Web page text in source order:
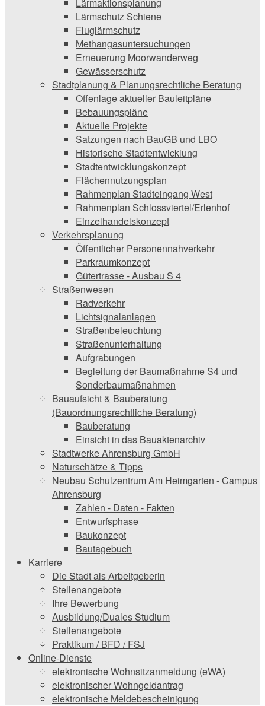
Lärmschutz Schiene
Fluglärmschutz
Methangasuntersuchungen
Erneuerung Moorwanderweg
Gewässerschutz
Stadtplanung & Planungsrechtliche Beratung
Offenlage aktueller Bauleitpläne
Bebauungspläne
Aktuelle Projekte
Satzungen ­nach BauGB und LBO
Historische Stadtentwicklung
Stadtentwicklungskonzept
Flächennutzungsplan
Rahmenplan Stadteingang West
Rahmenplan Schlossviertel/Erlenhof
Einzelhandelskonzept
Verkehrsplanung
Öffentlicher Personennahverkehr
Parkraumkonzept
Gütertrasse - Ausbau S 4
Straßenwesen
Radverkehr
Lichtsignalanlagen
Straßenbeleuchtung
Straßenunterhaltung
Aufgrabungen
Begleitung der Baumaßnahme S4 und
Sonderbaumaßnahmen
Bauaufsicht & ­Bauberatung
(Bauordnungsrechtliche Beratung)
Bauberatung
Einsicht in das Bauaktenarchiv
Stadtwerke ­Ahrensburg GmbH
Naturschätze & Tipps
Neubau Schulzentrum Am Heimgarten - Campus
Ahrensburg
Zahlen - Daten - Fakten
Entwurfsphase
Baukonzept
Bautagebuch
Karriere
Die Stadt als Arbeitgeberin
Stellenangebote
Ihre Bewerbung
Ausbildung/Duales Studium
Stellenangebote
Praktikum / BFD / FSJ
Online-Dienste
elektronische Wohnsitzanmeldung (eWA)
elektronischer Wohngeldantrag
elektronische Meldebescheinigung